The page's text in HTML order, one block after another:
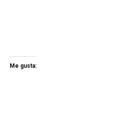
Me gusta: